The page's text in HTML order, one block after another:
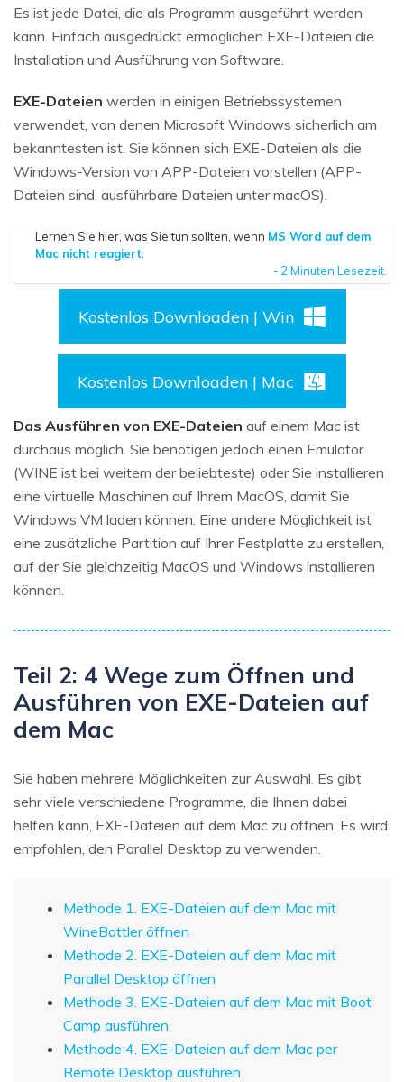
Es ist jede Datei, die als Programm ausgeführt werden
kann. Einfach ausgedrückt ermöglichen EXE-Dateien die
Installation und Ausführung von Software.
EXE-Dateien werden in einigen Betriebssystemen
verwendet, von denen Microsoft Windows sicherlich am
bekanntesten ist. Sie können sich EXE-Dateien als die
Windows-Version von APP-Dateien vorstellen (APP-
Dateien sind, ausführbare Dateien unter macOS).
Lernen Sie hier, was Sie tun sollten, wenn MS Word auf dem
Mac nicht reagiert.
- 2 Minuten Lesezeit.
Kostenlos Downloaden | Win
Kostenlos Downloaden | Mac
Das Ausführen von EXE-Dateien auf einem Mac ist
durchaus möglich. Sie benötigen jedoch einen Emulator
(WINE ist bei weitem der beliebteste) oder Sie installieren
eine virtuelle Maschinen auf Ihrem MacOS, damit Sie
Windows VM laden können. Eine andere Möglichkeit ist
eine zusätzliche Partition auf Ihrer Festplatte zu erstellen,
auf der Sie gleichzeitig MacOS und Windows installieren
können.
Teil 2: 4 Wege zum Öffnen und
Ausführen von EXE-Dateien auf
dem Mac
Sie haben mehrere Möglichkeiten zur Auswahl. Es gibt
sehr viele verschiedene Programme, die Ihnen dabei
helfen kann, EXE-Dateien auf dem Mac zu öffnen. Es wird
empfohlen, den Parallel Desktop zu verwenden.
Methode 1. EXE-Dateien auf dem Mac mit
WineBottler öffnen
Methode 2. EXE-Dateien auf dem Mac mit
Parallel Desktop öffnen
Methode 3. EXE-Dateien auf dem Mac mit Boot
Camp ausführen
Methode 4. EXE-Dateien auf dem Mac per
Remote Desktop ausführen